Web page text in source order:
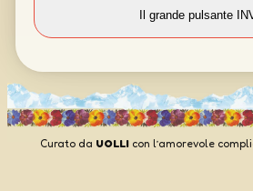
Curato da UOLLIcon l’amorevole